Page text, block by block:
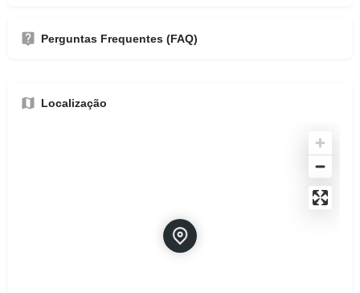
Perguntas Frequentes (FAQ)
Localização